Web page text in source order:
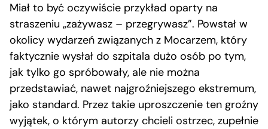
Miał to być oczywiście przykład oparty na
straszeniu „zażywasz – przegrywasz”. Powstał w
okolicy wydarzeń związanych z Mocarzem, który
faktycznie wysłał do szpitala dużo osób po tym,
jak tylko go spróbowały, ale nie można
przedstawiać, nawet najgroźniejszego ekstremum,
jako standard. Przez takie uproszczenie ten groźny
wyjątek, o którym autorzy chcieli ostrzec, zupełnie